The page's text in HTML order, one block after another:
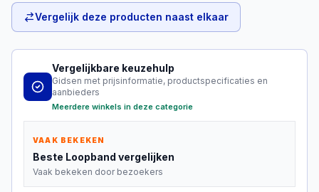
Vergelijk deze producten naast elkaar
Vergelijkbare keuzehulp
Gidsen met prijsinformatie, productspecificaties en
aanbieders
Meerdere winkels in deze categorie
VAAK BEKEKEN
Beste Loopband vergelijken
Vaak bekeken door bezoekers